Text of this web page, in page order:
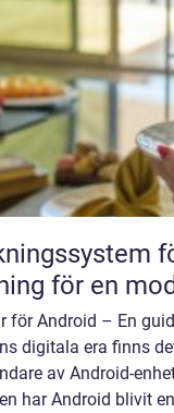
för hotell – så
för en
för Android – En
digitala era finns
av Android-
har Android blivit